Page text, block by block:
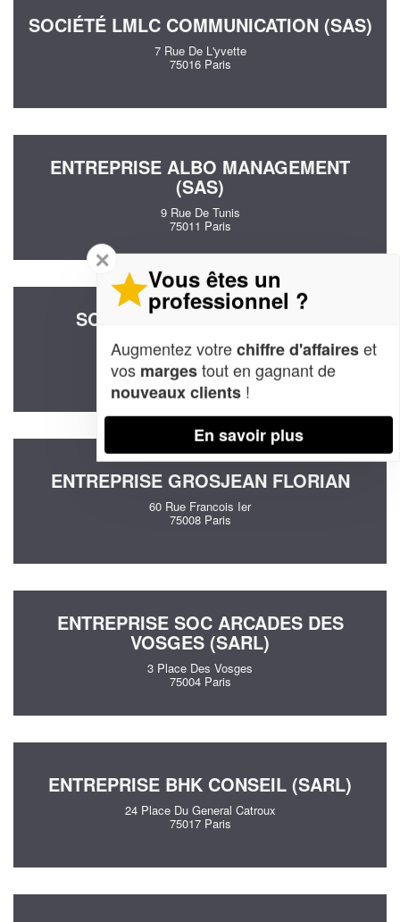
SOCIÉTÉ LMLC COMMUNICATION (SAS)
7 Rue De L'yvette
75016 Paris
ENTREPRISE ALBO MANAGEMENT
(SAS)
9 Rue De Tunis
75011 Paris
SOCIÉTÉ PALATNIK ARTS ET
TECHNIQUES (SARL)
8 Rue Legouve
75010 Paris
ENTREPRISE GROSJEAN FLORIAN
60 Rue Francois Ier
75008 Paris
ENTREPRISE SOC ARCADES DES
VOSGES (SARL)
3 Place Des Vosges
75004 Paris
ENTREPRISE BHK CONSEIL (SARL)
24 Place Du General Catroux
75017 Paris
✕
Vous êtes un
professionnel ?
Augmentez votrechiffre d'affaireset
vos margestout en gagnant de
nouveaux clients !
En savoir plus